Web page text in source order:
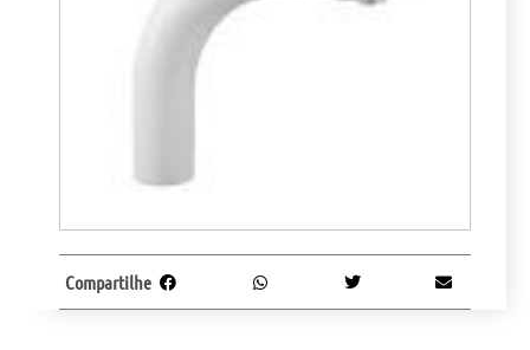
Compartilhe